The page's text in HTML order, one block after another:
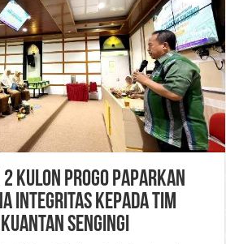
2 Kulon Progo Paparkan
Integritas kepada Tim
Sengingi